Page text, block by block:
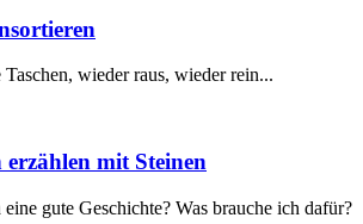
Taschen, wieder raus, wieder rein...
erzählen mit Steinen
gute Geschichte? Was brauche ich dafür?